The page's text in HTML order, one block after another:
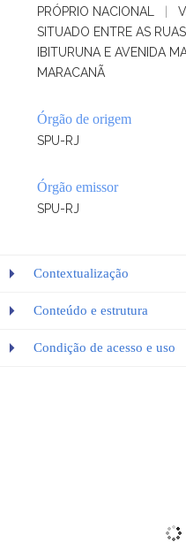
PRÓPRIO NACIONAL
SITUADO ENTRE AS
IBITURUNA E AVENIDA
MARACANÃ
Órgão de origem
SPU-RJ
Órgão emissor
SPU-RJ
Contextualização
Conteúdo e estrutura
Condição de acesso e uso